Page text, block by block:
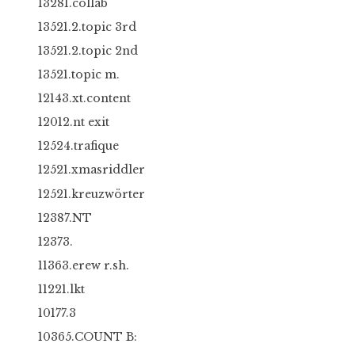
13521.2.topic 3rd
13521.2.topic 2nd
13521.topic m.
12143.xt.content
12012.nt exit
12524.trafique
12521.xmasriddler
12521.kreuzwörter
12387.NT
12373.
11363.erew r.sh.
11221.lkt
10177.3
10365.COUNT B: